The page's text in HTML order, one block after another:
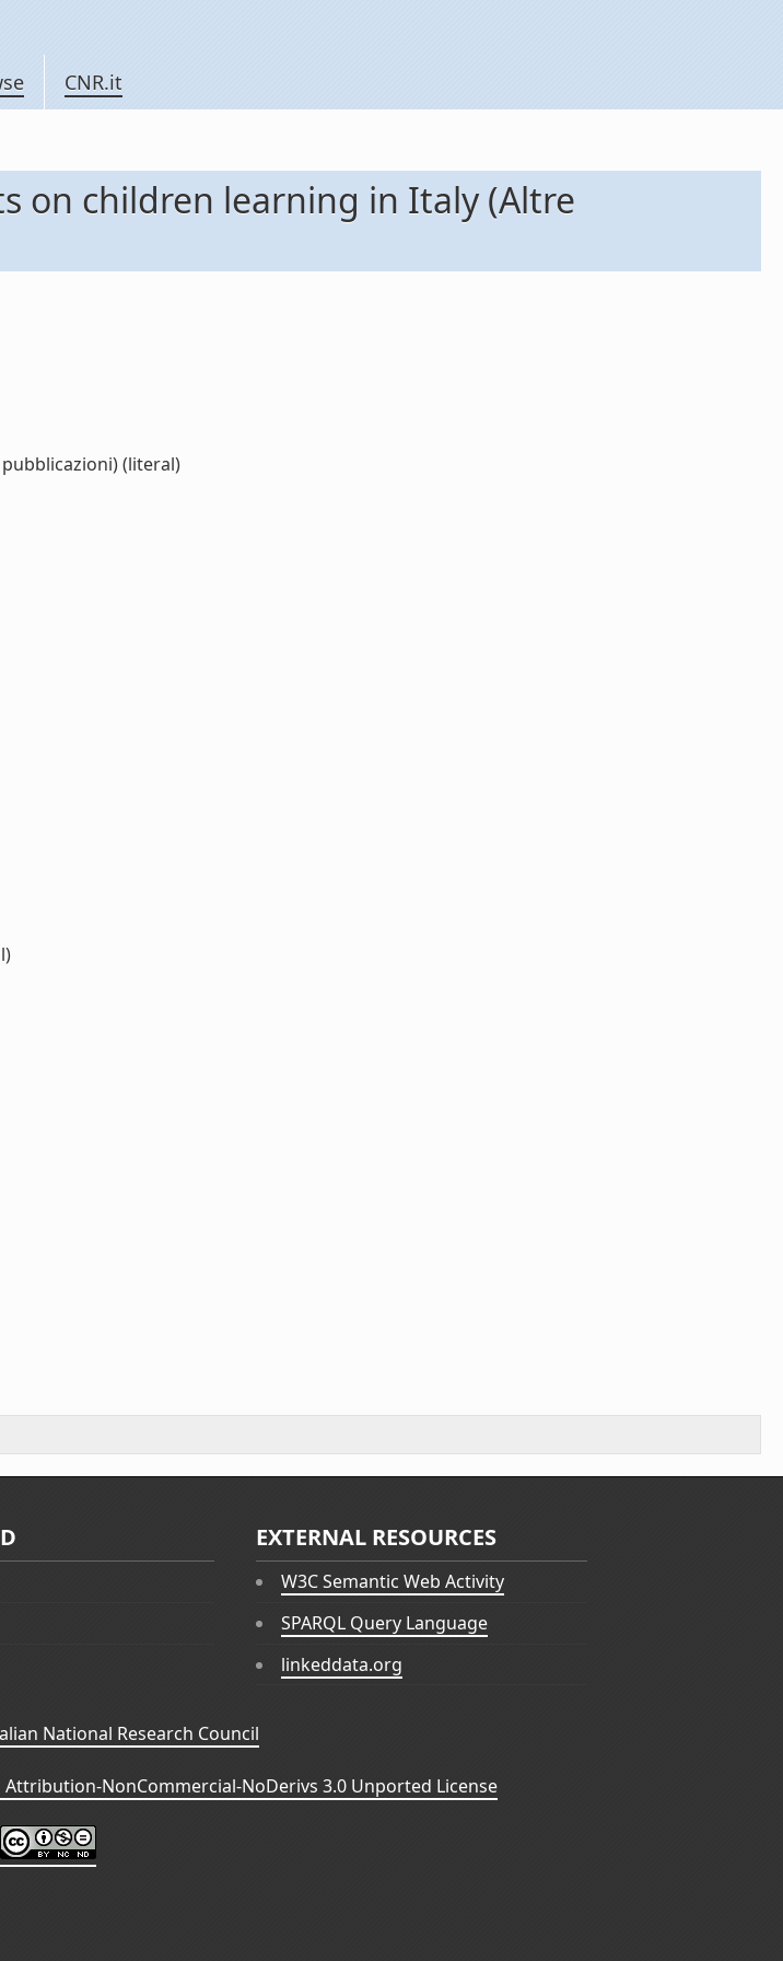
CNR.it
on children learning in Italy (Altre
(literal)
EXTERNAL RESOURCES
W3C Semantic Web Activity
SPARQL Query Language
linkeddata.org
National Research Council
Attribution-NonCommercial-NoDerivs 3.0 Unported License